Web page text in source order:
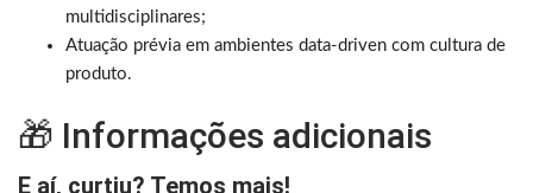
multidisciplinares;
Atuação prévia em ambientes data-driven com cultura de
produto.
🎁 Informações adicionais
E aí, curtiu? Temos mais!